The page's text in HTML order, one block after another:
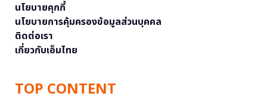
นโยบายคุกกี้
นโยบายการคุ้มครองข้อมูลส่วนบุคคล
ติดต่อเรา
เกี่ยวกับเอ็มไทย
TOP CONTENT